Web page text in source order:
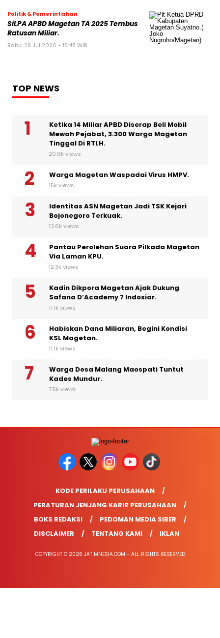
Politik & Pemerintahan
SiLPA APBD Magetan TA 2025 Tembus
Ratusan Miliar.
Rabu, 29 Jul 2026 - 15:48 WIB
TOP NEWS
Ketika 14 Miliar APBD Diserap Beli Mobil
Mewah Pejabat, 3.300 Warga Magetan
Tinggal Di RTLH.
20.9k views
Warga Magetan Waspadai Virus HMPV.
15k views
Identitas ASN Magetan Jadi TSK Kejari
Bojonegoro Terkuak.
13.6k views
Pantau Perolehan Suara Pilkada Magetan
Via Laman KPU.
12.3k views
Kadin Dikpora Magetan Ajak Dukung
Safana D’Academy 7 Indosiar.
11.1k views
Habiskan Dana Miliaran, Begini Kondisi
KSL Magetan.
11.1k views
Warga Desa Malang Maospati Tuntut
Kades Mundur.
7.5k views
KODE PERILAKU PERUSAHAAN
PERATURAN JENJANG KARIR PERUSAHAAN
BOKS REDAKSI
PEDOMAN MEDIA SIBER
DISCLAIMER
TENTANG KAMI IKLAN
COPYRIGHT © 2026 JATIMNESIA.COM - ALL RIGHTS RESERVED